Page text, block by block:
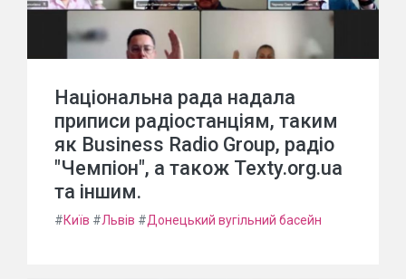
Національна рада надала
приписи радіостанціям, таким
як Business Radio Group, радіо
"Чемпіон", а також Texty.org.ua
та іншим.
#Київ #Львів #Донецький вугільний басейн